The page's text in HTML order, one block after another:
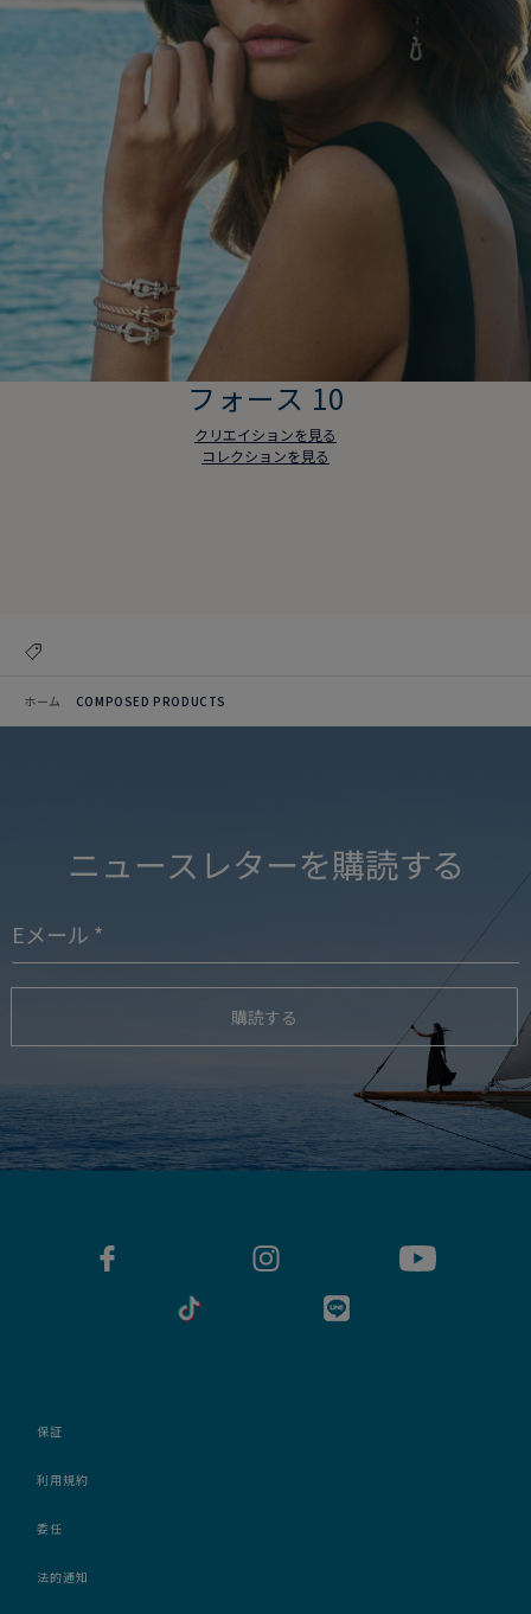
フォース 10
クリエイションを見る
コレクションを見る
ホーム COMPOSED PRODUCTS
ニュースレターを購読する
購読する
保証
利用規約
委任
法的通知